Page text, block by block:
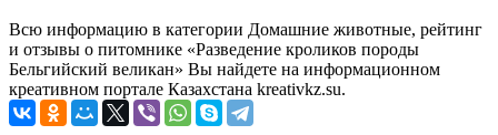
Всю информацию в категории Домашние животные, рейтинг
и отзывы о питомнике «Разведение кроликов породы
Бельгийский великан» Вы найдете на информационном
креативном портале Казахстана kreativkz.su.